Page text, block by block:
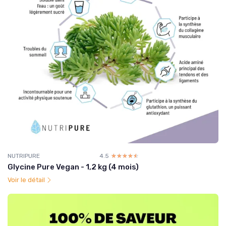
NUTRIPURE 4.5 ☆☆☆☆☆
★★★★★
Glycine Pure Vegan - 1,2 kg (4 mois)
Voir le détail